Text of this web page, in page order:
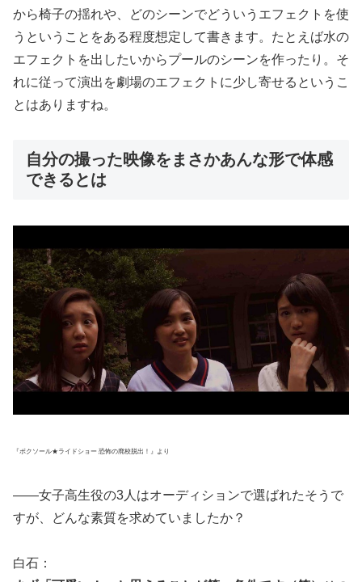
から椅子の揺れや、どのシーンでどういうエフェクトを使
うということをある程度想定して書きます。たとえば水の
エフェクトを出したいからプールのシーンを作ったり。そ
れに従って演出を劇場のエフェクトに少し寄せるというこ
とはありますね。
自分の撮った映像をまさかあんな形で体感
できるとは
『ボクソール★ライドショー 恐怖の廃校脱出！』より
――女子高生役の3人はオーディションで選ばれたそうで
すが、どんな素質を求めていましたか？
白石：